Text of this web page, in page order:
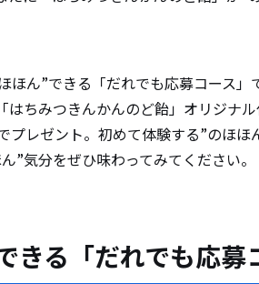
ニパック）
ほん”できる「だれでも応募コース」
ちみつきんかんのど飴」オリジナ
プレゼント。初めて体験する”のほほ
”気分をぜひ味わってみてください。
る「だれでも応募